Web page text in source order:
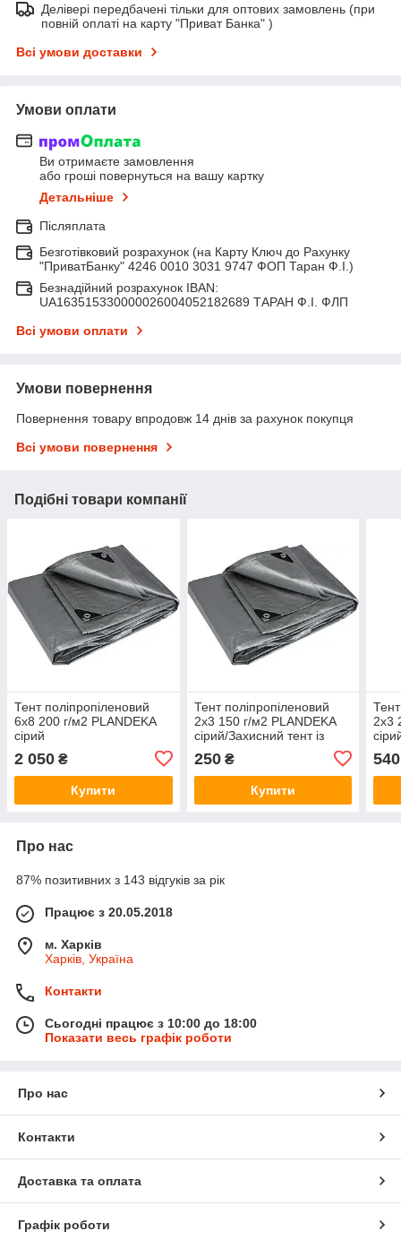
Делівері передбачені тільки для оптових замовлень (при
повній оплаті на карту "Приват Банка" )
Всі умови доставки
Умови оплати
Ви отримаєте замовлення
або гроші повернуться на вашу картку
Детальніше
Післяплата
Безготівковий розрахунок (на Карту Ключ до Рахунку
"ПриватБанку" 4246 0010 3031 9747 ФОП Таран Ф.І.)
Безнадійний розрахунок IBAN:
UA163515330000026004052182689 ТАРАН Ф.І. ФЛП
Всі умови оплати
Умови повернення
Повернення товару впродовж 14 днів за рахунок покупця
Всі умови повернення
Подібні товари компанії
Тент поліпропіленовий
6х8 200 г/м2 PLANDEKA
сірий
2 050 ₴
Купити
Тент поліпропіленовий
2х3 150 г/м2 PLANDEKA
сірий/Захисний тент із
металевими люверсами
250₴
Купити
2х3
540
Про нас
87% позитивних з 143 відгуків за рік
Працює з 20.05.2018
м. Харків
Харків, Україна
Контакти
Сьогодні працює з 10:00 до 18:00
Показати весь графік роботи
Про нас
Контакти
Доставка та оплата
Графік роботи